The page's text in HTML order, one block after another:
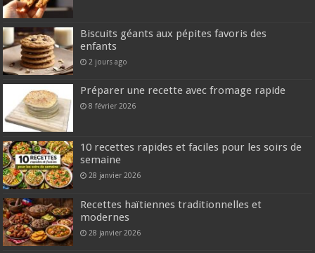
Biscuits géants aux pépites favoris des
enfants
2 jours ago
Préparer une recette avec fromage rapide
8 février 2026
10 recettes rapides et faciles pour les soirs de
semaine
28 janvier 2026
Recettes haïtiennes traditionnelles et
modernes
28 janvier 2026